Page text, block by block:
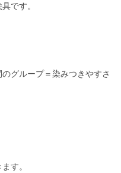
です。
グループ＝染みつきやすさ
す。